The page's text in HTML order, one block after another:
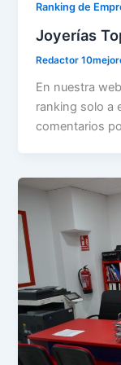
Ranking de
Joyerías
Redactor
En nuestra
ranking solo a
comentarios